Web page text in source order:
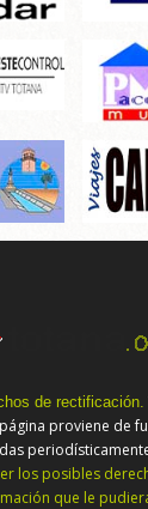
de rectificación.
proviene de
los posibles
que le